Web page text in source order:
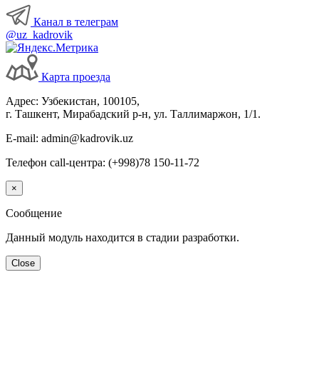
Канал в телеграм
@uz_kadrovik
Карта проезда
Адрес: Узбекистан, 100105,
г. Ташкент, Мирабадский р-н, ул. Таллимаржон, 1/1.
E-mail: admin@kadrovik.uz
Телефон call-центра: (+998)78 150-11-72
×
Сообщение
Данный модуль находится в стадии разработки.
Close